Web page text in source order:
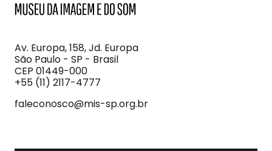
Imagem
e
do
Som
Av. Europa, 158, Jd. Europa
São Paulo - SP - Brasil
CEP 01449-000
+55 (11) 2117-4777
faleconosco@mis-sp.org.br